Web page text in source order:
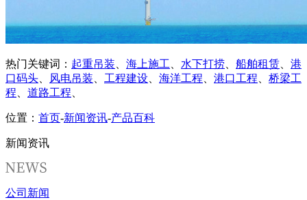
热门关键词： 起重吊装、 海上施工、 水下打捞、 船舶租赁、 港
口码头、 风电吊装、 工程建设、 海洋工程、 港口工程、 桥梁工
程、 道路工程、
位置： 首页-新闻资讯-产品百科
新闻资讯
公司新闻